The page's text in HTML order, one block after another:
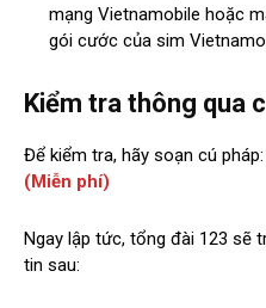
mạng Vietnamobile hoặc
gói cước của sim
Kiểm tra thông qua
Để kiểm tra, hãy soạn cú pháp:
(Miễn phí)
Ngay lập tức, tổng đài 123 sẽ
tin sau: